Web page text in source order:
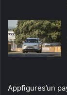
Appfigures’un